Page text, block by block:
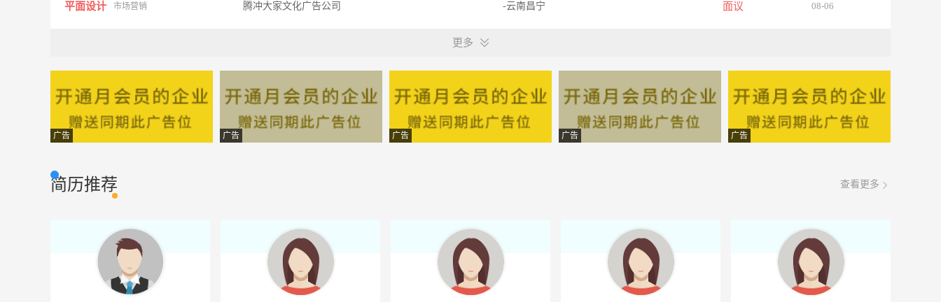
平面设计 市场营销 腾冲大家文化广告公司 -云南昌宁 面议 08-06
汽车修理工 市场营销 玖佳玖汽修有限公司 -云南昌宁 面议 08-06
客服 市场营销 佳人商贸有限公司 -云南昌宁 面议 08-06
市场部经理
活动策划主管 设计策划 云南木菲整体装饰有限公司 -昌宁 08-06
市场营销 昌宁县盛欣林产品开发有限公司 08-06
更多
广告 广告 广告 广告 广告
简历推荐 查看更多